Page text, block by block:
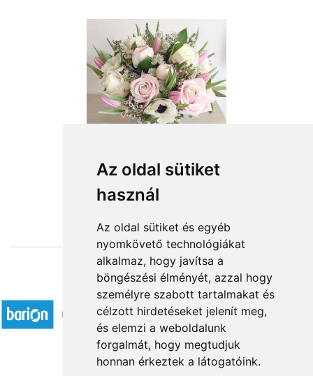
Az oldal sütiket
használ
Az oldal sütiket és egyéb
nyomkövető technológiákat
alkalmaz, hogy javítsa a
böngészési élményét, azzal hogy
személyre szabott tartalmakat és
célzott hirdetéseket jelenít meg,
és elemzi a weboldalunk
forgalmát, hogy megtudjuk
honnan érkeztek a látogatóink.
from HUF23,200
Accepted payment methods